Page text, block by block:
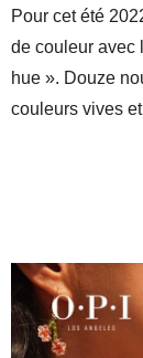
Pour cet été
de couleur avec
hue ». Douze
couleurs vives